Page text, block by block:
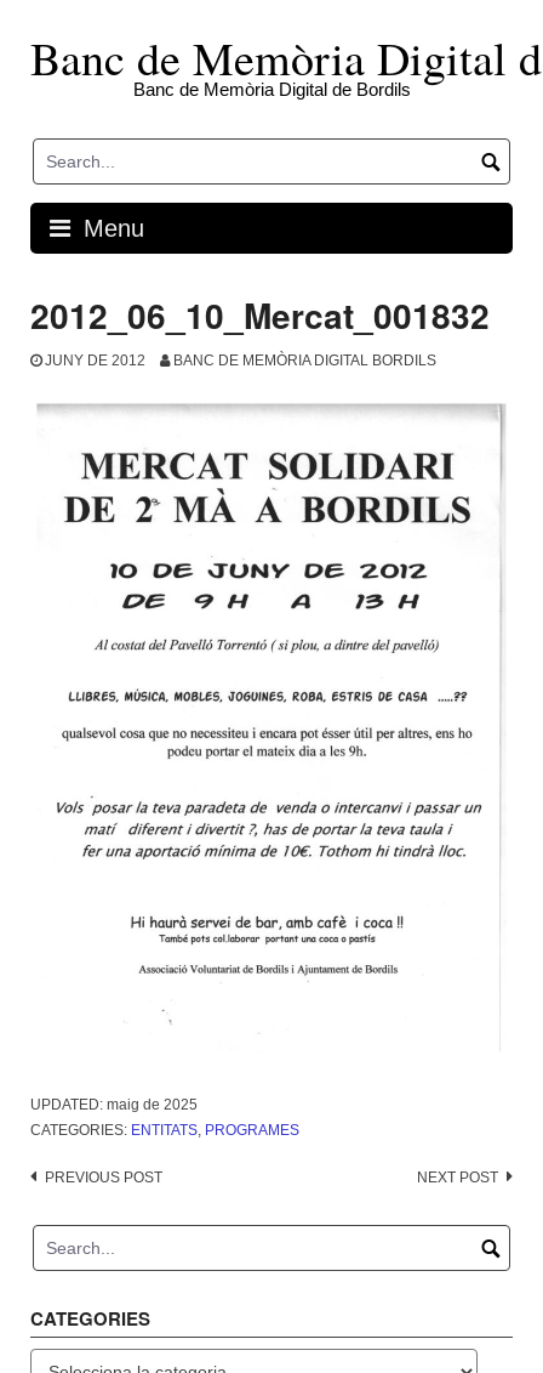
contentBanc de Memòria Digital
Banc de Memòria Digital de Bordils
Menu
2012_06_10_Mercat_001832
JUNY DE 2012 BANC DE MEMÒRIA DIGITAL BORDILS
UPDATED: maig de 2025
CATEGORIES: ENTITATS, PROGRAMES
Post
PREVIOUS POST NEXT POST
CATEGORIES